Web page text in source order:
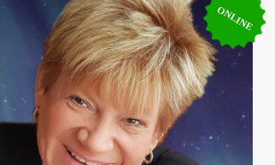
ONLINE
Kartářka Katka
s výkladem z cikánských a
Pomohu Vám s rozhodnutím v